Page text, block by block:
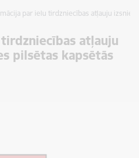
par ielu tirdzniecības atļauju
atļauju
pilsētas kapsētās